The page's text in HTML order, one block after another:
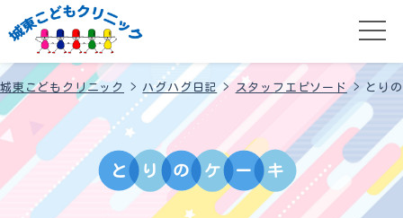
城東こどもクリニック > ハグハグ日記> スタッフエピソード > とり
と り の ケ ー キ